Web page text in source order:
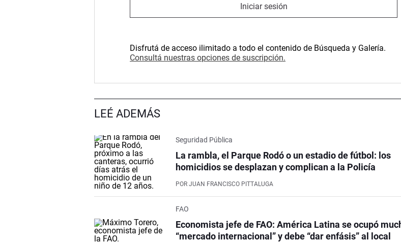
Iniciar sesión
Disfrutá de acceso ilimitado a todo el contenido de Búsqueda y Galería.
Consultá nuestras opciones de suscripción.
LEÉ ADEMÁS
Seguridad Pública
La rambla, el Parque Rodó o un estadio de fútbol: los
homicidios se desplazan y complican a la Policía
POR JUAN FRANCISCO PITTALUGA
FAO
Economista jefe de FAO: América Latina se ocupó
“mercado internacional” y debe “dar enfásis” al local